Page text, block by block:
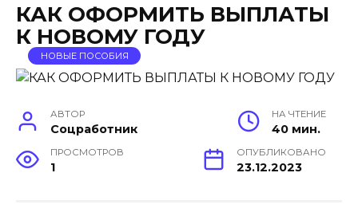
КАК ОФОРМИТЬ ВЫПЛАТЫ
К НОВОМУ ГОДУ
НОВЫЕ ПОСОБИЯ
АВТОР
Соцработник
НА ЧТЕНИЕ
40 мин.
ПРОСМОТРОВ
1
ОПУБЛИКОВАНО
23.12.2023